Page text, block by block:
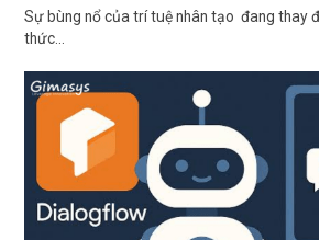
Sự bùng nổ của trí tuệ nhân tạo đang thay
thức…